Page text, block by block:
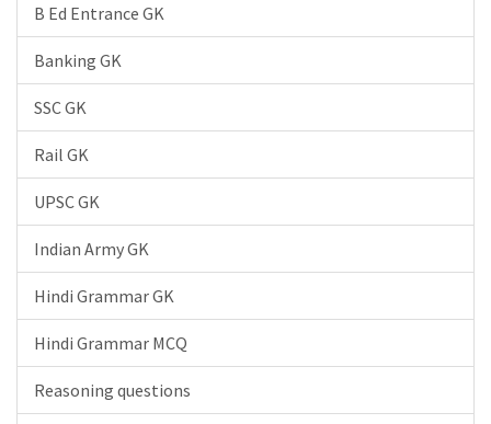
B Ed Entrance GK
Banking GK
SSC GK
Rail GK
UPSC GK
Indian Army GK
Hindi Grammar GK
Hindi Grammar MCQ
Reasoning questions